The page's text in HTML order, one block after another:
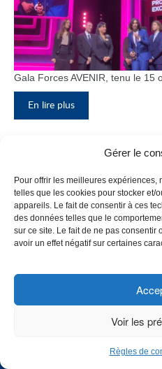
Gérer le
Pour offrir les meilleures
telles que les cookies pour stocker et/
appareils. Le fait de consentir à ces
des données telles que le
sur ce site. Le fait de ne pas consentir
avoir un effet négatif sur certaines
Voir les
Règles de
Gala Forces AVENIR, tenu le 15
En lire plus
bloc F
CHOISISSEZ